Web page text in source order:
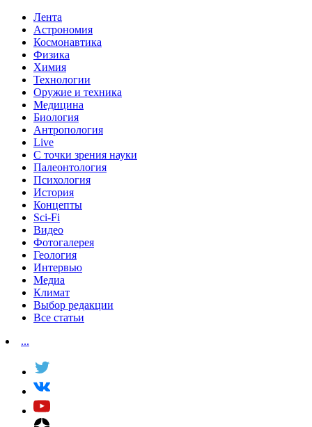
Лента
Астрономия
Космонавтика
Физика
Химия
Технологии
Оружие и техника
Медицина
Биология
Антропология
Live
С точки зрения науки
Палеонтология
Психология
История
Концепты
Sci-Fi
Видео
Фотогалерея
Геология
Интервью
Медиа
Климат
Выбор редакции
Все статьи
...